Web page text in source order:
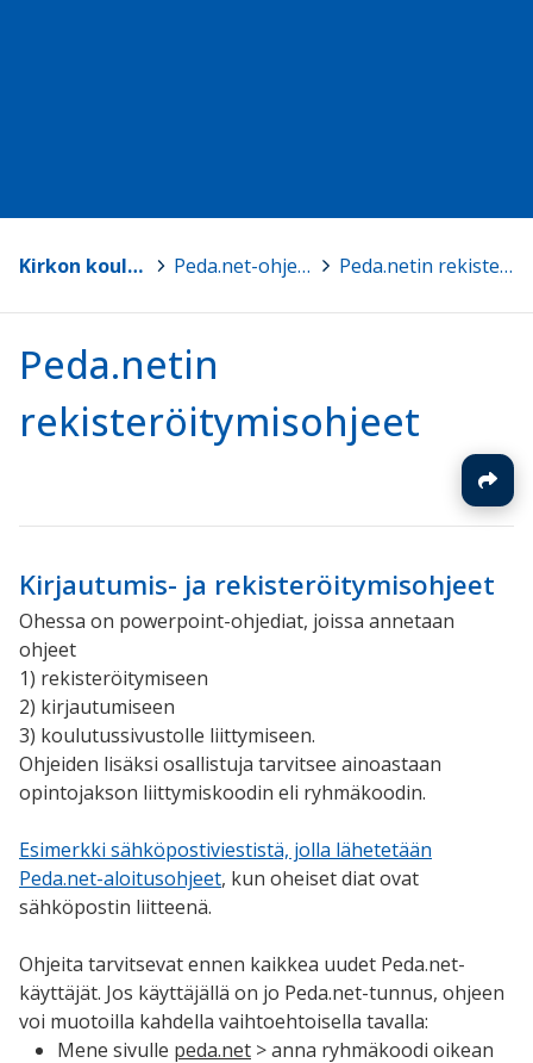
Kirkon koulutus - Suomen ev.lut. kirkko > Peda.net-ohjesivuja kouluttajille ja ylläpitäjille > Peda.netin rekisteröitymisohjeet
Peda.netin
rekisteröitymisohjeet
Kirjautumis- ja rekisteröitymisohjeet
Ohessa on powerpoint-ohjediat, joissa annetaan
ohjeet
1) rekisteröitymiseen
2) kirjautumiseen
3) koulutussivustolle liittymiseen.
Ohjeiden lisäksi osallistuja tarvitsee ainoastaan
opintojakson liittymiskoodin eli ryhmäkoodin.
Esimerkki sähköpostiviestistä, jolla lähetetään
Peda.net-aloitusohjeet, kun oheiset diat ovat
sähköpostin liitteenä.
Ohjeita tarvitsevat ennen kaikkea uudet Peda.net-
käyttäjät. Jos käyttäjällä on jo Peda.net-tunnus, ohjeen
voi muotoilla kahdella vaihtoehtoisella tavalla:
Mene sivulle peda.net > anna ryhmäkoodi oikean